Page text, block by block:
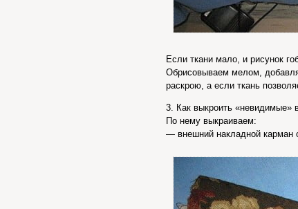
Если ткани мало, и рисунок
Обрисовываем мелом,
раскрою, а если ткань
3. Как выкроить «невидимые»
По нему выкраиваем:
— внешний накладной карман